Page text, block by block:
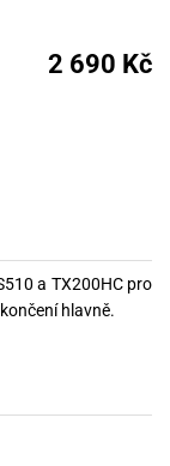
2 690 Kč
a TX200HC pro
hlavně.